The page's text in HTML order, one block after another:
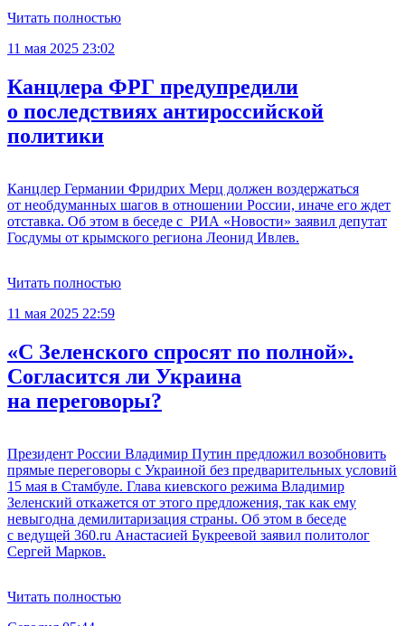
Читать полностью
11 мая 2025 23:02
Канцлера ФРГ предупредили
о последствиях антироссийской
политики
Канцлер Германии Фридрих Мерц должен воздержаться
от необдуманных шагов в отношении России, иначе его ждет
отставка. Об этом в беседе с РИА «Новости» заявил депутат
Госдумы от крымского региона Леонид Ивлев.
Читать полностью
11 мая 2025 22:59
«С Зеленского спросят по полной».
Согласится ли Украина
на переговоры?
Президент России Владимир Путин предложил возобновить
прямые переговоры с Украиной без предварительных условий
15 мая в Стамбуле. Глава киевского режима Владимир
Зеленский откажется от этого предложения, так как ему
невыгодна демилитаризация страны. Об этом в беседе
с ведущей 360.ru Анастасией Букреевой заявил политолог
Сергей Марков.
Читать полностью